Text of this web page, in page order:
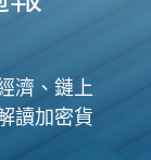
濟、鏈上
讀加密貨